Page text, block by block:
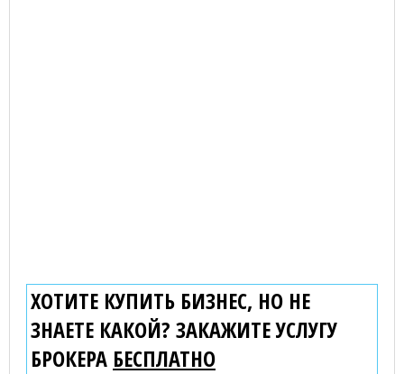
ХОТИТЕ КУПИТЬ БИЗНЕС, НО НЕ
ЗНАЕТЕ КАКОЙ? ЗАКАЖИТЕ УСЛУГУ
БРОКЕРА БЕСПЛАТНО